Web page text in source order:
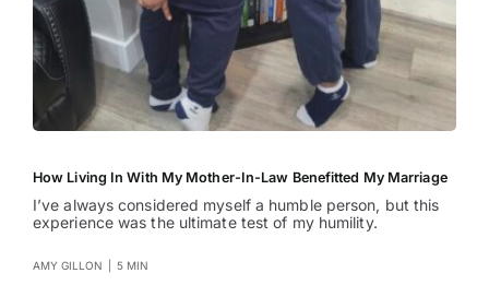
How Living In With My Mother-In-Law Benefitted My Marriage
I’ve always considered myself a humble person, but this
experience was the ultimate test of my humility.
AMY GILLON 5 MIN